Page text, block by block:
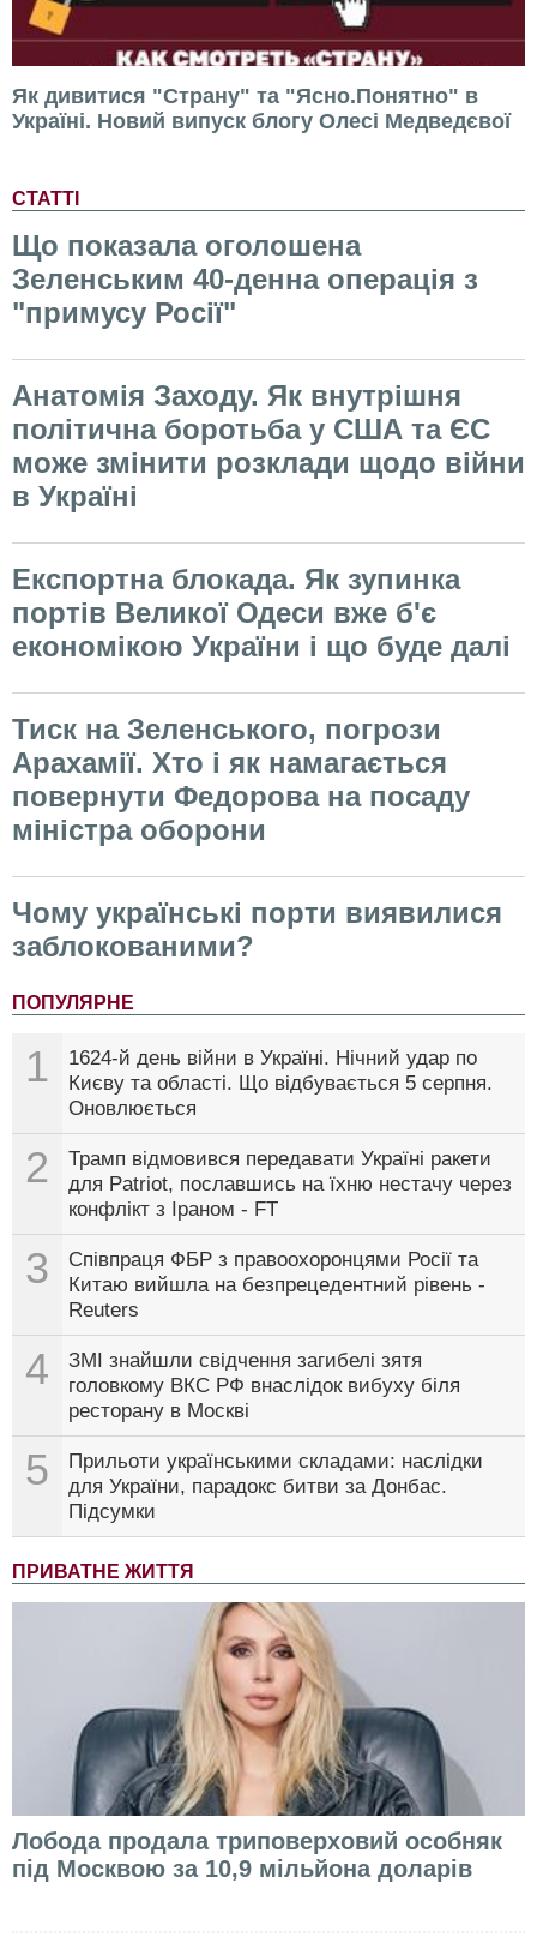
Як дивитися "Страну" та "Ясно.Понятно" в
Україні. Новий випуск блогу Олесі Медведєвої
СТАТТІ
Що показала оголошена
Зеленським 40-денна операція з
"примусу Росії"
Анатомія Заходу. Як внутрішня
політична боротьба у США та ЄС
може змінити розклади щодо війни
в Україні
Експортна блокада. Як зупинка
портів Великої Одеси вже б'є
економікою України і що буде далі
Тиск на Зеленського, погрози
Арахамії. Хто і як намагається
повернути Федорова на посаду
міністра оборони
Чому українські порти виявилися
заблокованими?
ПОПУЛЯРНЕ
1
1624-й день війни в Україні. Нічний удар по
Києву та області. Що відбувається 5 серпня.
Оновлюється
2
Трамп відмовився передавати Україні ракети
для Patriot, пославшись на їхню нестачу через
конфлікт з Іраном - FT
3
Співпраця ФБР з правоохоронцями Росії та
Китаю вийшла на безпрецедентний рівень -
Reuters
4
ЗМІ знайшли свідчення загибелі зятя
головкому ВКС РФ внаслідок вибуху біля
ресторану в Москві
5
Прильоти українськими складами: наслідки
для України, парадокс битви за Донбас.
Підсумки
ПРИВАТНЕ ЖИТТЯ
Лобода продала триповерховий особняк
під Москвою за 10,9 мільйона доларів